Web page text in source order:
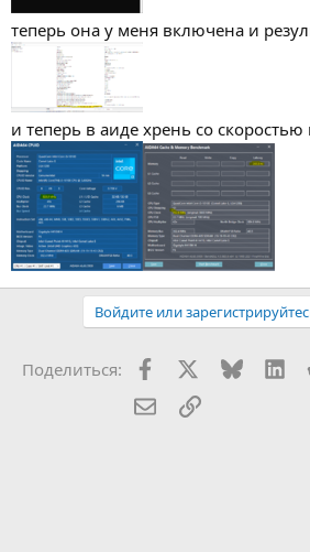
теперь она у меня включена и
и теперь в аиде хрень со
Войдите или
Поделиться: FacebookX (Twitter)
Bluesky
Электронная почта
Ссылка